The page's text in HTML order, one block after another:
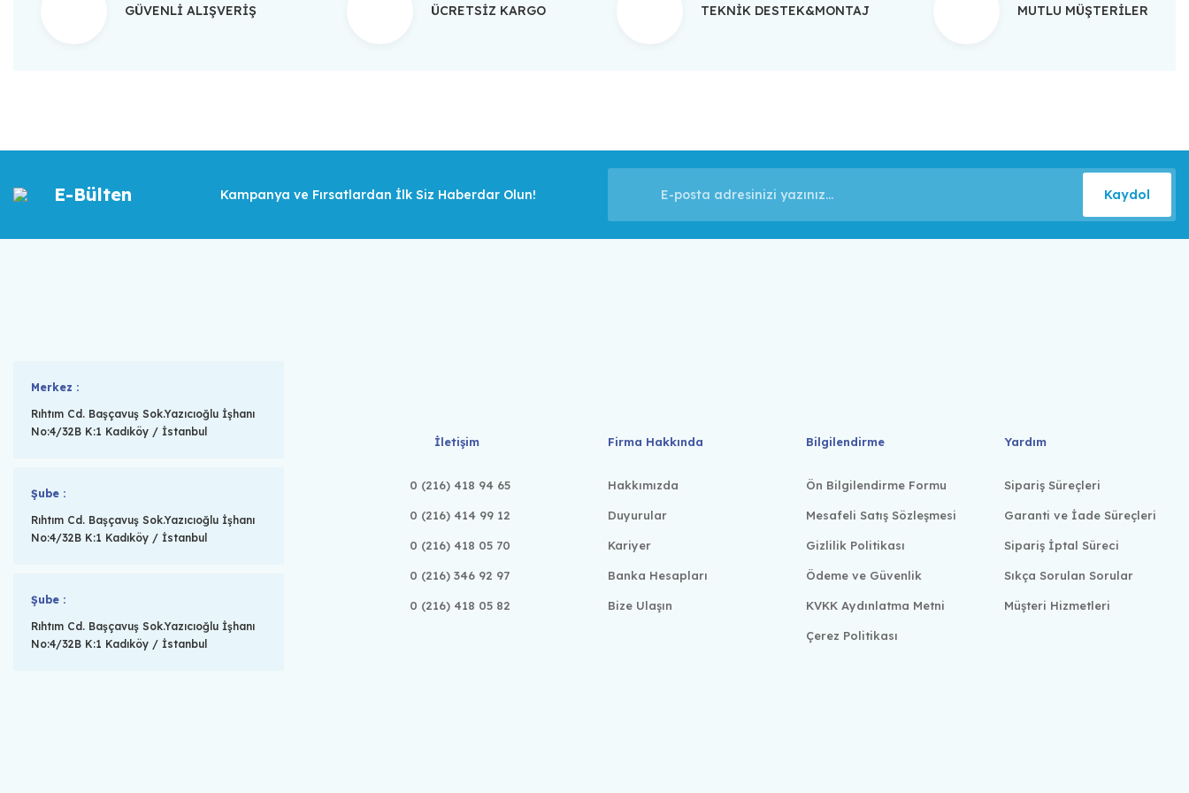
GÜVENLİ ALIŞVERİŞ ÜCRETSİZ KARGO TEKNİK DESTEK&MONTAJ MUTLU MÜŞTERİLER
E-Bülten Kampanya ve Fırsatlardan İlk Siz Haberdar Olun! Kaydol
Merkez :
Rıhtım Cd. Başçavuş Sok.Yazıcıoğlu İşhanı
No:4/32B K:1 Kadıköy / İstanbul
Şube :
Rıhtım Cd. Başçavuş Sok.Yazıcıoğlu İşhanı
No:4/32B K:1 Kadıköy / İstanbul
Şube :
Rıhtım Cd. Başçavuş Sok.Yazıcıoğlu İşhanı
No:4/32B K:1 Kadıköy / İstanbul
İletişim
0 (216) 418 94 65
0 (216) 414 99 12
0 (216) 418 05 70
0 (216) 346 92 97
0 (216) 418 05 82
Firma Hakkında
Hakkımızda
Duyurular
Kariyer
Banka Hesapları
Bize Ulaşın
Bilgilendirme
Ön Bilgilendirme Formu
Mesafeli Satış Sözleşmesi
Gizlilik Politikası
Ödeme ve Güvenlik
KVKK Aydınlatma Metni
Çerez Politikası
Yardım
Sipariş Süreçleri
Garanti ve İade Süreçleri
Sipariş İptal Süreci
Sıkça Sorulan Sorular
Müşteri Hizmetleri